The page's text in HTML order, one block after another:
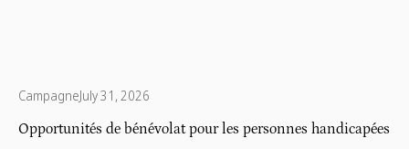
CampagneJuly 31, 2026
Opportunités de bénévolat pour les personnes handicapées